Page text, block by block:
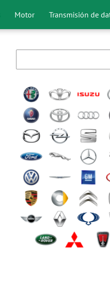
Motor Transmisión de